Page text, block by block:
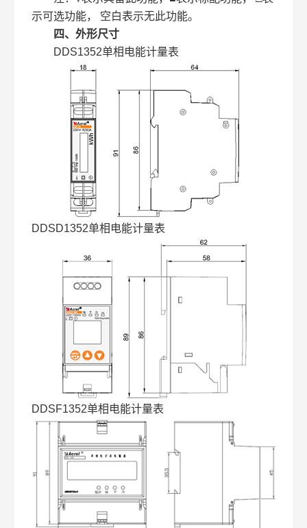
示可选功能， 空白表示无此功能。
四、外形尺寸
DDS1352单相电能计量表
DDSD1352单相电能计量表
DDSF1352单相电能计量表